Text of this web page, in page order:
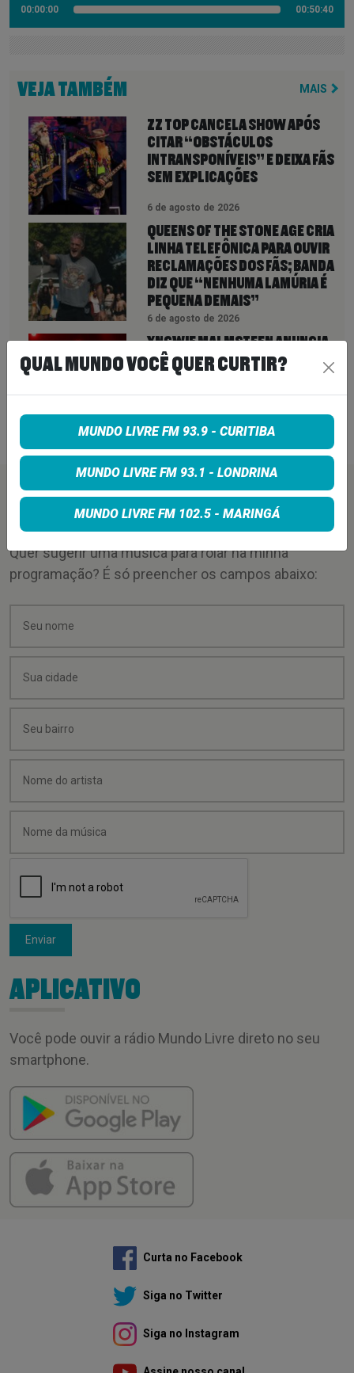
00:00:00 00:50:40
VEJA TAMBÉM MAIS
ZZ TOP CANCELA SHOW APÓS
CITAR “OBSTÁCULOS
INTRANSPONÍVEIS” E DEIXA FÃS
SEM EXPLICAÇÕES
6 de agosto de 2026
QUEENS OF THE STONE AGE CRIA
LINHA TELEFÔNICA PARA OUVIR
RECLAMAÇÕES DOS FÃS; BANDA
DIZ QUE “NENHUMA LAMÚRIA É
PEQUENA DEMAIS”
6 de agosto de 2026
YNGWIE MALMSTEEN ANUNCIA
ÁLBUM ‘HELL OR HIGH WATER’ E
REVELA COMO ESCOLHEU
APENAS 9 MÚSICAS ENTRE
QUASE 90 COMPOSIÇÕES
6 de agosto de 2026
PEÇA SUA MÚSICA
Quer sugerir uma música para rolar na minha
programação? É só preencher os campos abaixo:
Enviar
APLICATIVO
Você pode ouvir a rádio Mundo Livre direto no seu
smartphone.
Curta no Facebook
Siga no Twitter
Siga no Instagram
QUAL MUNDO VOCÊ QUER CURTIR?
MUNDO LIVRE FM 93.9 - CURITIBA
MUNDO LIVRE FM 93.1 - LONDRINA
MUNDO LIVRE FM 102.5 - MARINGÁ